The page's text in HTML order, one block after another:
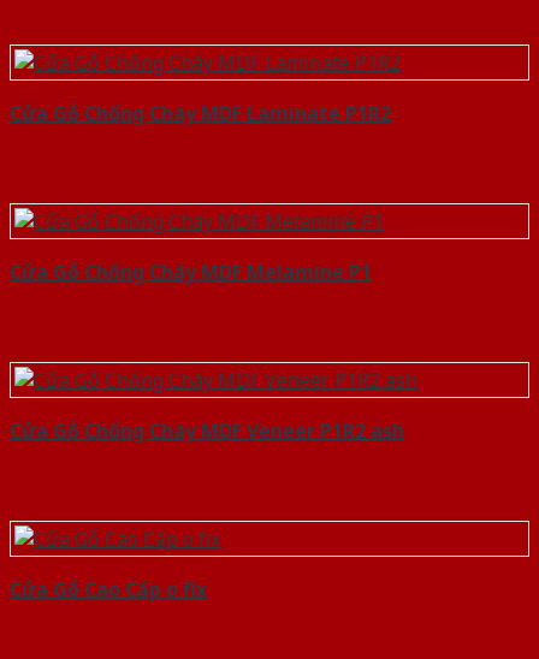
Cửa Gỗ Chống Cháy MDF Laminate P1R2
Cửa Gỗ Chống Cháy MDF Melamine P1
Cửa Gỗ Chống Cháy MDF Veneer P1R2 ash
Cửa Gỗ Cao Cấp o fix